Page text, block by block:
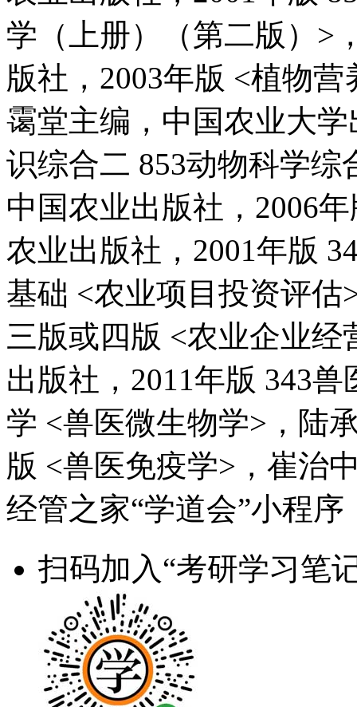
学（上册）（第二版）>
版社，2003年版 <植物
霭堂主编，中国农业大
识综合二 853动物科学
中国农业出版社，2006
农业出版社，2001年版
基础 <农业项目投资评
三版或四版 <农业企业
出版社，2011年版 343
学 <兽医微生物学>，陆
版 <兽医免疫学>，崔治
经管之家“学道会”小程序
扫码加入“考研学习笔